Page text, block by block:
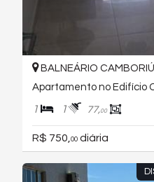
BALNEÁRIO
Apartamento no Edifício
1 1 77,00
R$ 750, 00 diária